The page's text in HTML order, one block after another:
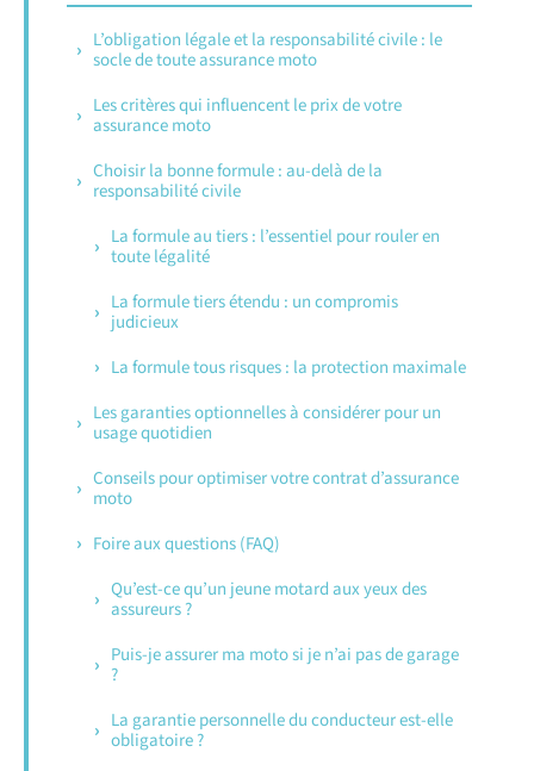
L’obligation légale et la responsabilité civile : le
socle de toute assurance moto
Les critères qui influencent le prix de votre
assurance moto
Choisir la bonne formule : au-delà de la
responsabilité civile
La formule au tiers : l’essentiel pour rouler en
toute légalité
La formule tiers étendu : un compromis
judicieux
La formule tous risques : la protection maximale
Les garanties optionnelles à considérer pour un
usage quotidien
Conseils pour optimiser votre contrat d’assurance
moto
Foire aux questions (FAQ)
Qu’est-ce qu’un jeune motard aux yeux des
assureurs ?
Puis-je assurer ma moto si je n’ai pas de garage
?
La garantie personnelle du conducteur est-elle
obligatoire ?